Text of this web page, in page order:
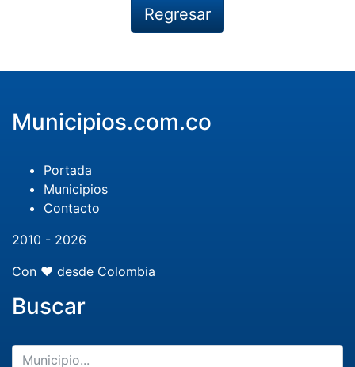
Regresar
Municipios.com.co
Portada
Municipios
Contacto
2010 - 2026
Con ❤️ desde Colombia
Buscar